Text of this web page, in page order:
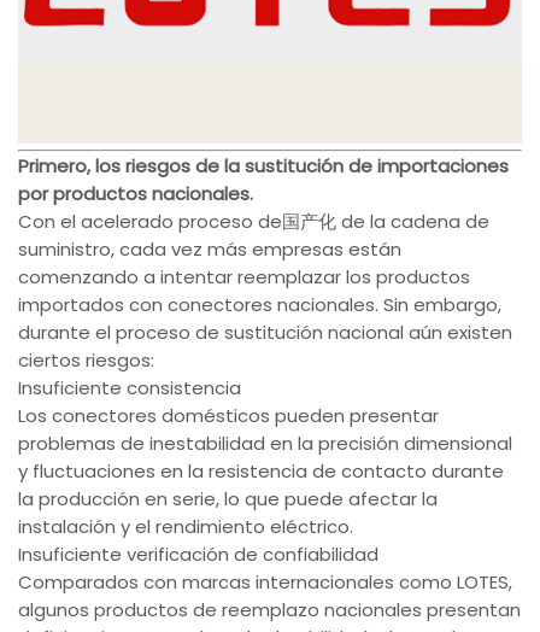
Primero, los riesgos de la sustitución de importaciones
por productos nacionales.
Con el acelerado proceso de国产化 de la cadena de
suministro, cada vez más empresas están
comenzando a intentar reemplazar los productos
importados con conectores nacionales. Sin embargo,
durante el proceso de sustitución nacional aún existen
ciertos riesgos:
Insuficiente consistencia
Los conectores domésticos pueden presentar
problemas de inestabilidad en la precisión dimensional
y fluctuaciones en la resistencia de contacto durante
la producción en serie, lo que puede afectar la
instalación y el rendimiento eléctrico.
Insuficiente verificación de confiabilidad
Comparados con marcas internacionales como LOTES,
algunos productos de reemplazo nacionales presentan